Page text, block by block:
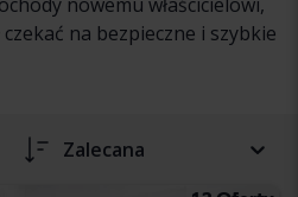
na bezpieczne i szybkie
Zalecana